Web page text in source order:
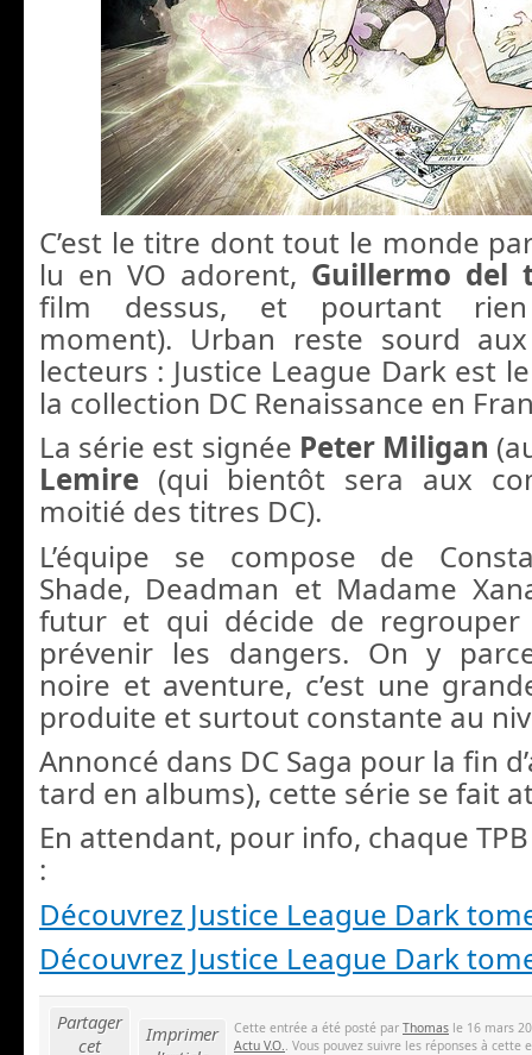
C’est le titre dont tout le monde
lu en VO adorent, Guillermo
film dessus, et pourtant
moment). Urban reste sourd
lecteurs : Justice League Dark est
la collection DC Renaissance en
La série est signée Peter Miligan
Lemire (qui bientôt sera aux
moitié des titres DC).
L’équipe se compose de
Shade, Deadman et Madame
futur et qui décide de regrouper
prévenir les dangers. On y
noire et aventure, c’est une
produite et surtout constante au
Annoncé dans DC Saga pour la fin
tard en albums), cette série se fait
En attendant, pour info, chaque
:
Découvrez Justice League Dark
Découvrez Justice League Dark
Partager
cet
Imprimer
Cette entrée a été posté par Thomas le 16 mars
Actu V.O.. Vous pouvez suivre les réponses à cette